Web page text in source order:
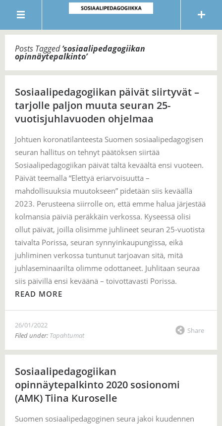
Posts Tagged‘sosiaalipedagogiikan
opinnäytepalkinto’
Sosiaalipedagogiikan päivät siirtyvät –
tarjolle paljon muuta seuran 25-
vuotisjuhlavuoden ohjelmaa
Johtuen koronatilanteesta Suomen sosiaalipedagogisen
seuran hallitus on tehnyt päätöksen siirtää
Sosiaalipedagogiikan päivät tältä keväältä ensi vuoteen.
Päivät teemalla “Elettyä eriarvoisuutta –
mahdollisuuksia muutokseen” pidetään siis keväällä
2023. Perusteena siirrolle on, että emme halua järjestää
kolmansia päiviä peräkkäin verkossa. Kyseessä olisi
ollut päivät, joilla olisimme juhlineet seuran 25-vuotista
taivalta Porissa, seuran synnyinkaupungissa, eikä
juhliminen verkossa tuntunut tarjoavan sitä, mitä
juhlaseminaarilta olimme odottaneet. Juhlitaan seuraa
siis päivillä ensi keväänä – toivottavasti Porissa.
READ MORE
26/01/2022
Filed under: Tapahtumat
Share
Sosiaalipedagogiikan
opinnäytepalkinto 2020 sosionomi
(AMK) Tiina Kuroselle
Suomen sosiaalipedagoginen seura jakoi kuudennen